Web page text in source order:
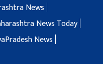
News
News Today
News